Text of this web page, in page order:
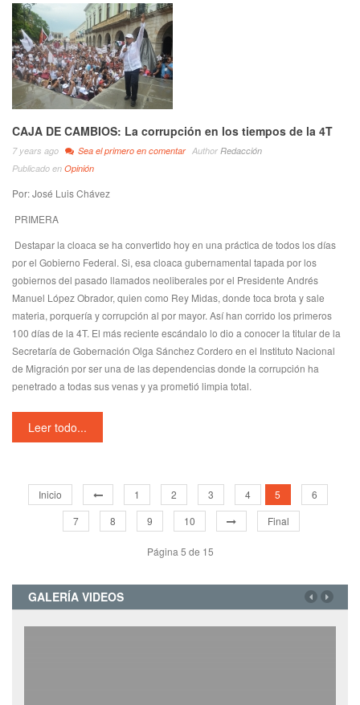
CAJA DE CAMBIOS: La corrupción en los tiempos de la 4T
7 years ago Sea el primero en comentar Author Redacción
Publicado en Opinión
Por: José Luis Chávez
PRIMERA
Destapar la cloaca se ha convertido hoy en una práctica de todos los días
por el Gobierno Federal. Si, esa cloaca gubernamental tapada por los
gobiernos del pasado llamados neoliberales por el Presidente Andrés
Manuel López Obrador, quien como Rey Midas, donde toca brota y sale
materia, porquería y corrupción al por mayor. Así han corrido los primeros
100 días de la 4T. El más reciente escándalo lo dio a conocer la titular de la
Secretaría de Gobernación Olga Sánchez Cordero en el Instituto Nacional
de Migración por ser una de las dependencias donde la corrupción ha
penetrado a todas sus venas y ya prometió limpia total.
Leer todo...
Inicio 1 2 3 4 5
6
7
8 9 10 Final
Página 5 de 15
GALERÍA VIDEOS